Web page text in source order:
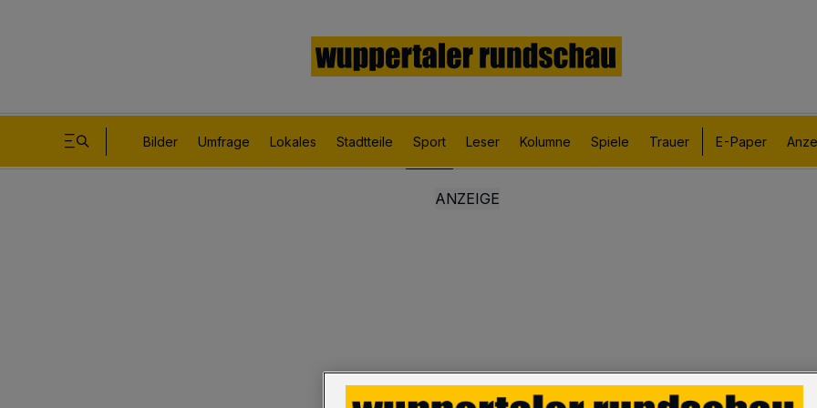
Bilder Umfrage Lokales Stadtteile Sport Leser Kolumne Spiele Trauer E-Paper